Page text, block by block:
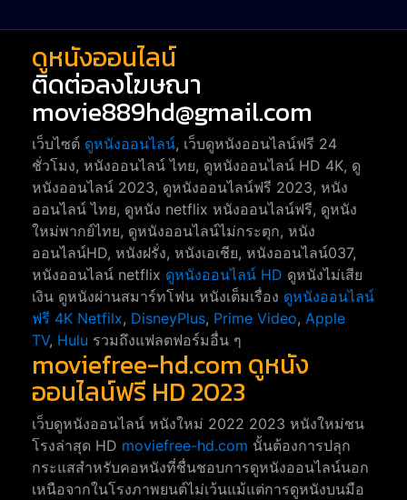
ดูหนังออนไลน์
ติดต่อลงโฆษณา
movie889hd@gmail.com
เว็บไซต์ ดูหนังออนไลน์, เว็บดูหนังออนไลน์ฟรี 24
ชั่วโมง, หนังออนไลน์ ไทย, ดูหนังออนไลน์ HD 4K, ดู
หนังออนไลน์ 2023, ดูหนังออนไลน์ฟรี 2023, หนัง
ออนไลน์ ไทย, ดูหนัง netflix หนังออนไลน์ฟรี, ดูหนัง
ใหม่พากย์ไทย, ดูหนังออนไลน์ไม่กระตุก, หนัง
ออนไลน์HD, หนังฝรั่ง, หนังเอเชีย, หนังออนไลน์037,
หนังออนไลน์ netflix ดูหนังออนไลน์ HD ดูหนังไม่เสีย
เงิน ดูหนังผ่านสมาร์ทโฟน หนังเต็มเรื่อง ดูหนังออนไลน์
ฟรี 4K Netfilx, DisneyPlus, Prime Video, Apple
TV, Hulu รวมถึงแฟลตฟอร์มอื่น ๆ
moviefree-hd.com ดูหนัง
ออนไลน์ฟรี HD 2023
เว็บดูหนังออนไลน์ หนังใหม่ 2022 2023 หนังใหม่ชน
โรงล่าสุด HD moviefree-hd.com นั้นต้องการปลุก
กระแสสำหรับคอหนังที่ชื่นชอบการดูหนังออนไลน์นอก
เหนือจากในโรงภาพยนต์ไม่เว้นแม้แต่การดูหนังบนมือ